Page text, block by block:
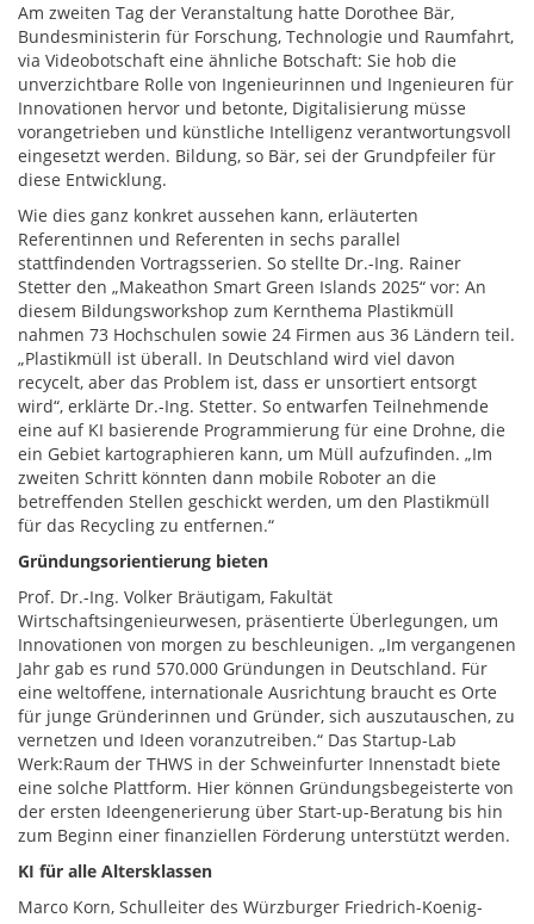
Am zweiten Tag der Veranstaltung hatte Dorothee Bär,
Bundesministerin für Forschung, Technologie und Raumfahrt,
via Videobotschaft eine ähnliche Botschaft: Sie hob die
unverzichtbare Rolle von Ingenieurinnen und Ingenieuren für
Innovationen hervor und betonte, Digitalisierung müsse
vorangetrieben und künstliche Intelligenz verantwortungsvoll
eingesetzt werden. Bildung, so Bär, sei der Grundpfeiler für
diese Entwicklung.
Wie dies ganz konkret aussehen kann, erläuterten
Referentinnen und Referenten in sechs parallel
stattfindenden Vortragsserien. So stellte Dr.-Ing. Rainer
Stetter den „Makeathon Smart Green Islands 2025“ vor: An
diesem Bildungsworkshop zum Kernthema Plastikmüll
nahmen 73 Hochschulen sowie 24 Firmen aus 36 Ländern teil.
„Plastikmüll ist überall. In Deutschland wird viel davon
recycelt, aber das Problem ist, dass er unsortiert entsorgt
wird“, erklärte Dr.-Ing. Stetter. So entwarfen Teilnehmende
eine auf KI basierende Programmierung für eine Drohne, die
ein Gebiet kartographieren kann, um Müll aufzufinden. „Im
zweiten Schritt könnten dann mobile Roboter an die
betreffenden Stellen geschickt werden, um den Plastikmüll
für das Recycling zu entfernen.“
Gründungsorientierung bieten
Prof. Dr.-Ing. Volker Bräutigam, Fakultät
Wirtschaftsingenieurwesen, präsentierte Überlegungen, um
Innovationen von morgen zu beschleunigen. „Im vergangenen
Jahr gab es rund 570.000 Gründungen in Deutschland. Für
eine weltoffene, internationale Ausrichtung braucht es Orte
für junge Gründerinnen und Gründer, sich auszutauschen, zu
vernetzen und Ideen voranzutreiben.“ Das Startup-Lab
Werk:Raum der THWS in der Schweinfurter Innenstadt biete
eine solche Plattform. Hier können Gründungsbegeisterte von
der ersten Ideengenerierung über Start-up-Beratung bis hin
zum Beginn einer finanziellen Förderung unterstützt werden.
KI für alle Altersklassen
Marco Korn, Schulleiter des Würzburger Friedrich-Koenig-